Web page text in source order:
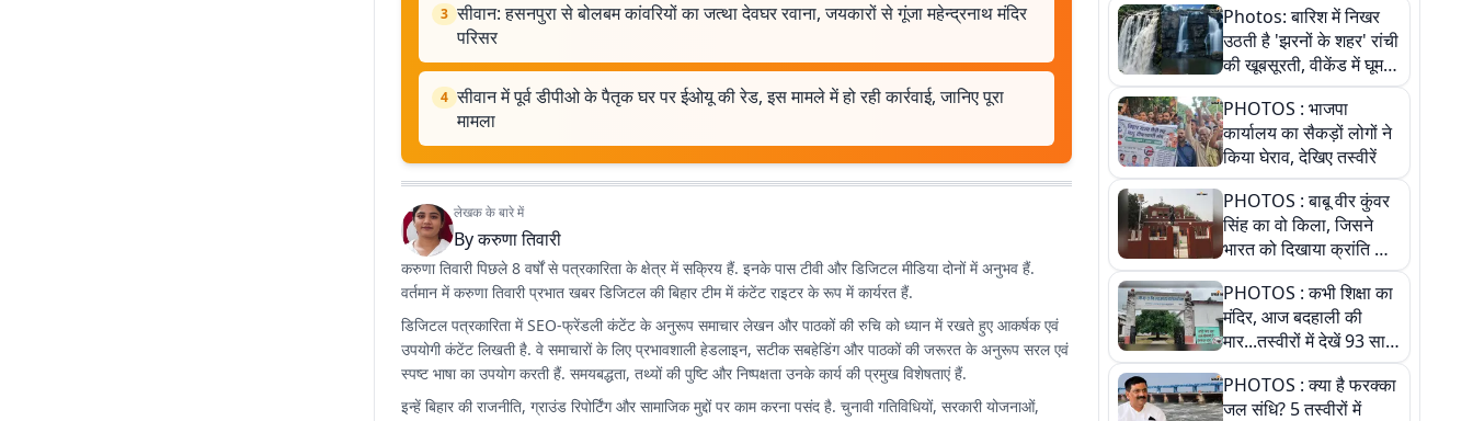
3 सीवान: हसनपुरा से बोलबम कांवरियों का जत्था देवघर रवाना, जयकारों से गूंजा महेन्द्रनाथ मंदिर
परिसर
4 सीवान में पूर्व डीपीओ के पैतृक घर पर ईओयू की रेड, इस मामले में हो रही कार्रवाई, जानिए पूरा
मामला
लेखक के बारे में
Byकरुणा तिवारी
करुणा तिवारी पिछले 8 वर्षों से पत्रकारिता के क्षेत्र में सक्रिय हैं. इनके पास टीवी और डिजिटल मीडिया दोनों में अनुभव हैं.
वर्तमान में करुणा तिवारी प्रभात खबर डिजिटल की बिहार टीम में कंटेंट राइटर के रूप में कार्यरत हैं.
डिजिटल पत्रकारिता में SEO-फ्रेंडली कंटेंट के अनुरूप समाचार लेखन और पाठकों की रुचि को ध्यान में रखते हुए आकर्षक एवं
उपयोगी कंटेंट लिखती है. वे समाचारों के लिए प्रभावशाली हेडलाइन, सटीक सबहेडिंग और पाठकों की जरूरत के अनुरूप सरल एवं
स्पष्ट भाषा का उपयोग करती हैं. समयबद्धता, तथ्यों की पुष्टि और निष्पक्षता उनके कार्य की प्रमुख विशेषताएं हैं.
इन्हें बिहार की राजनीति, ग्राउंड रिपोर्टिंग और सामाजिक मुद्दों पर काम करना पसंद है. चुनावी गतिविधियों, सरकारी योजनाओं,
Photos: बारिश में निखर
उठती है 'झरनों के शहर' रांची
की खूबसूरती, वीकेंड में घूम
आएं ये 5 वादियां
PHOTOS : भाजपा
कार्यालय का सैकड़ों लोगों ने
किया घेराव, देखिए तस्वीरें
PHOTOS : बाबू वीर कुंवर
सिंह का वो किला, जिसने
भारत को दिखाया क्रांति का
रास्ता: तस्वीरों में देखिए
PHOTOS : कभी शिक्षा का
मंदिर, आज बदहाली की
मार...तस्वीरों में देखें 93 साल
पुराने इस हाई स्कूल की
हकीकत
PHOTOS : क्या है फरक्का
जल संधि? 5 तस्वीरों में